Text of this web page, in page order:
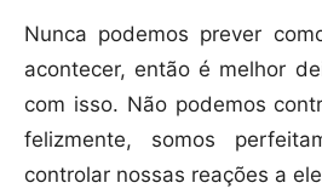
Nunca podemos prever
acontecer, então é melhor
com isso. Não podemos
felizmente, somos
controlar nossas reações a